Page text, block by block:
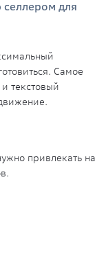
для
Самое
текстовый
привлекать на